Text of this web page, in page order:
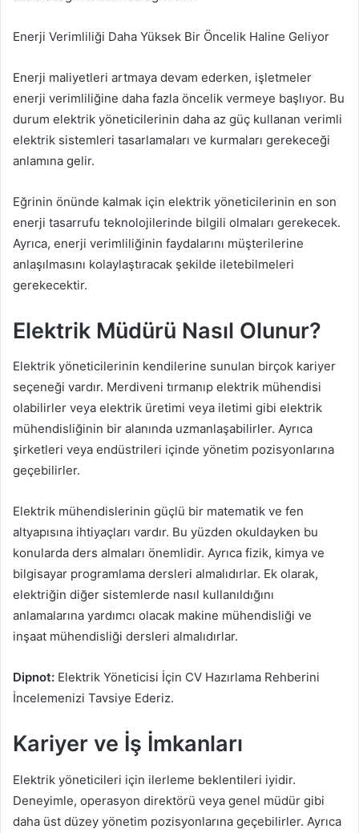
Enerji Verimliliği Daha Yüksek Bir Öncelik Haline Geliyor
Enerji maliyetleri artmaya devam ederken, işletmeler
enerji verimliliğine daha fazla öncelik vermeye başlıyor. Bu
durum elektrik yöneticilerinin daha az güç kullanan verimli
elektrik sistemleri tasarlamaları ve kurmaları gerekeceği
anlamına gelir.
Eğrinin önünde kalmak için elektrik yöneticilerinin en son
enerji tasarrufu teknolojilerinde bilgili olmaları gerekecek.
Ayrıca, enerji verimliliğinin faydalarını müşterilerine
anlaşılmasını kolaylaştıracak şekilde iletebilmeleri
gerekecektir.
Elektrik Müdürü Nasıl Olunur?
Elektrik yöneticilerinin kendilerine sunulan birçok kariyer
seçeneği vardır. Merdiveni tırmanıp elektrik mühendisi
olabilirler veya elektrik üretimi veya iletimi gibi elektrik
mühendisliğinin bir alanında uzmanlaşabilirler. Ayrıca
şirketleri veya endüstrileri içinde yönetim pozisyonlarına
geçebilirler.
Elektrik mühendislerinin güçlü bir matematik ve fen
altyapısına ihtiyaçları vardır. Bu yüzden okuldayken bu
konularda ders almaları önemlidir. Ayrıca fizik, kimya ve
bilgisayar programlama dersleri almalıdırlar. Ek olarak,
elektriğin diğer sistemlerde nasıl kullanıldığını
anlamalarına yardımcı olacak makine mühendisliği ve
inşaat mühendisliği dersleri almalıdırlar.
Dipnot: Elektrik Yöneticisi İçin CV Hazırlama Rehberini
İncelemenizi Tavsiye Ederiz.
Kariyer ve İş İmkanları
Elektrik yöneticileri için ilerleme beklentileri iyidir.
Deneyimle, operasyon direktörü veya genel müdür gibi
daha üst düzey yönetim pozisyonlarına geçebilirler. Ayrıca